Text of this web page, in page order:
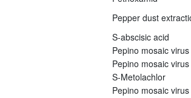
Pepper dust
S-abscisic acid
Pepino mosaic
Pepino mosaic
S-Metolachlor
Pepino mosaic